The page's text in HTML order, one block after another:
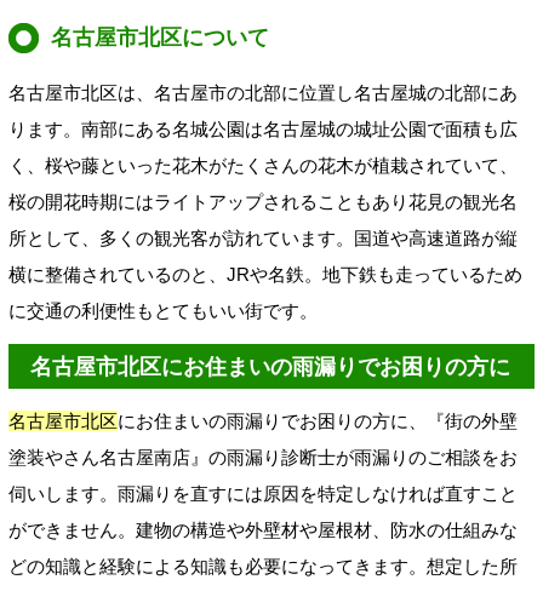
名古屋市北区について
名古屋市北区は、名古屋市の北部に位置し名古屋城の北部にあ
ります。南部にある名城公園は名古屋城の城址公園で面積も広
く、桜や藤といった花木がたくさんの花木が植栽されていて、
桜の開花時期にはライトアップされることもあり花見の観光名
所として、多くの観光客が訪れています。国道や高速道路が縦
横に整備されているのと、JRや名鉄。地下鉄も走っているため
に交通の利便性もとてもいい街です。
名古屋市北区にお住まいの雨漏りでお困りの方に
名古屋市北区にお住まいの雨漏りでお困りの方に、『街の外壁
塗装やさん名古屋南店』の雨漏り診断士が雨漏りのご相談をお
伺いします。雨漏りを直すには原因を特定しなければ直すこと
ができません。建物の構造や外壁材や屋根材、防水の仕組みな
どの知識と経験による知識も必要になってきます。想定した所